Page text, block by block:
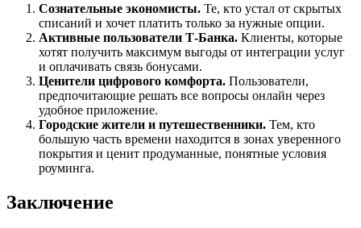
Сознательные экономисты. Те, кто устал от скрытых
списаний и хочет платить только за нужные опции.
Активные пользователи Т-Банка. Клиенты, которые
хотят получить максимум выгоды от интеграции услуг
и оплачивать связь бонусами.
Ценители цифрового комфорта. Пользователи,
предпочитающие решать все вопросы онлайн через
удобное приложение.
Городские жители и путешественники. Тем, кто
большую часть времени находится в зонах уверенного
покрытия и ценит продуманные, понятные условия
роуминга.
Заключение